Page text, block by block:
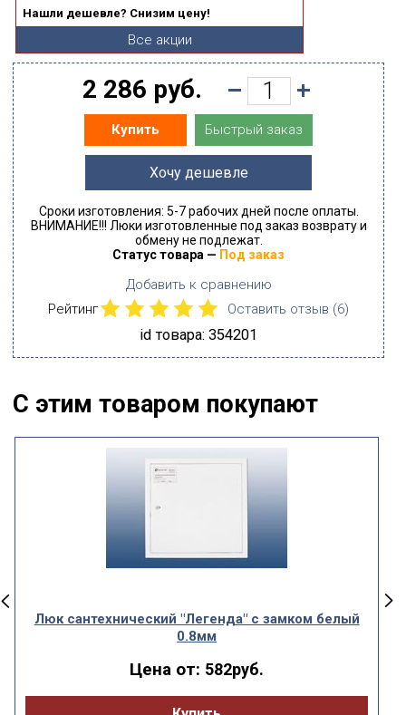
Нашли дешевле? Снизим цену!
Все акции
2 286 руб.
Купить Быстрый заказ
Хочу дешевле
Сроки изготовления: 5-7 рабочих дней после оплаты.
ВНИМАНИЕ!!! Люки изготовленные под заказ возврату и
обмену не подлежат.
Статус товара — Под заказ
Добавить к сравнению
Рейтинг
Оставить отзыв (6)
id товара: 354201
С этим товаром покупают
Люк сантехнический "Легенда" с замком белый
0.8мм
Цена от: 582руб.